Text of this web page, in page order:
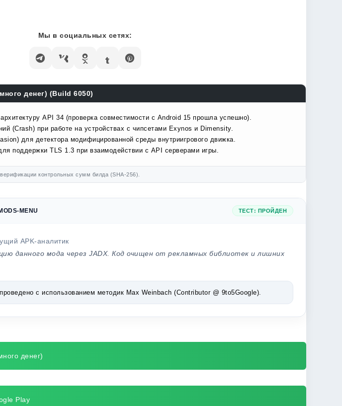
Мы в социальных сетях:
денег) (Build 6050)
API 34 (проверка совместимости с Android 15 прошла успешно).
(Crash) при работе на устройствах с чипсетами Exynos и Dimensity.
для детектора модифицированной среды внутриигрового движка.
поддержки TLS 1.3 при взаимодействии с API серверами игры.
контрольных сумм билда (SHA-256).
MENU ТЕСТ: ПРОЙДЕН
APK-аналитик
данного мода через JADX. Код очищен от рекламных библиотек и лишних
с использованием методик Max Weinbach (Contributor @ 9to5Google).
денег)
Play